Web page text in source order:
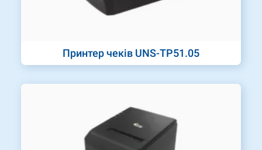
Принтер чеків UNS-TP51.05